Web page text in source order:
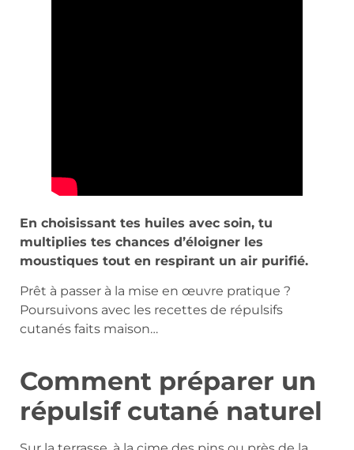
En choisissant tes huiles avec soin, tu
multiplies tes chances d’éloigner les
moustiques tout en respirant un air purifié.
Prêt à passer à la mise en œuvre pratique ?
Poursuivons avec les recettes de répulsifs
cutanés faits maison…
Comment préparer un
répulsif cutané naturel